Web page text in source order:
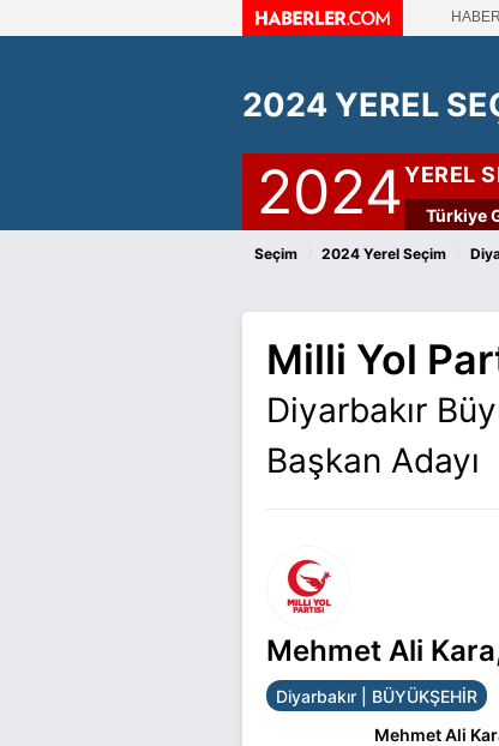
2024 YEREL
2024YEREL
Türkiye
Seçim 2024 Yerel Seçim
Milli Yol
Diyarbakır
Başkan Adayı
Mehmet Ali
Diyarbakır | BÜYÜKŞEHİR
Mehmet Ali